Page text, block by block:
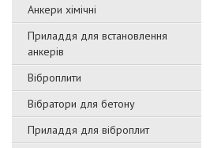
Анкери хімічні
Приладдя для встановлення
анкерів
Віброплити
Вібратори для бетону
Приладдя для віброплит